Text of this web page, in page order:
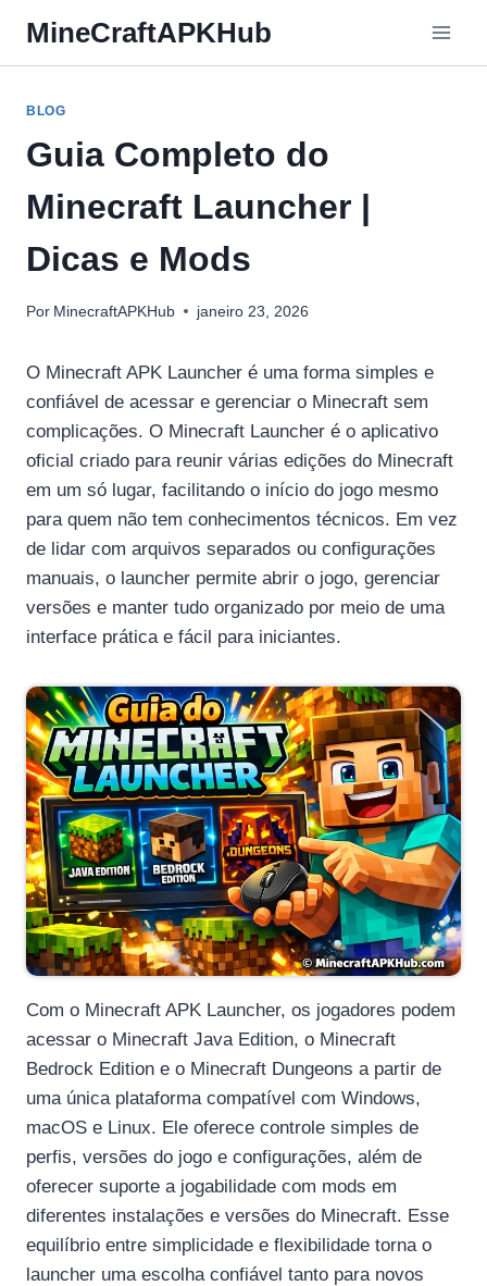
para
o
Conteúdo
MineCraftAPKHub
BLOG
Guia Completo do
Minecraft Launcher |
Dicas e Mods
Por MinecraftAPKHub janeiro 23, 2026
O Minecraft APK Launcher é uma forma simples e
confiável de acessar e gerenciar o Minecraft sem
complicações. O Minecraft Launcher é o aplicativo
oficial criado para reunir várias edições do Minecraft
em um só lugar, facilitando o início do jogo mesmo
para quem não tem conhecimentos técnicos. Em vez
de lidar com arquivos separados ou configurações
manuais, o launcher permite abrir o jogo, gerenciar
versões e manter tudo organizado por meio de uma
interface prática e fácil para iniciantes.
Com o Minecraft APK Launcher, os jogadores podem
acessar o Minecraft Java Edition, o Minecraft
Bedrock Edition e o Minecraft Dungeons a partir de
uma única plataforma compatível com Windows,
macOS e Linux. Ele oferece controle simples de
perfis, versões do jogo e configurações, além de
oferecer suporte a jogabilidade com mods em
diferentes instalações e versões do Minecraft. Esse
equilíbrio entre simplicidade e flexibilidade torna o
launcher uma escolha confiável tanto para novos